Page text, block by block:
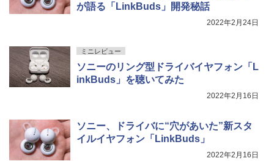
が語る「LinkBuds」開発秘話
2022年2月24日
ミニレビュー
ソニーのリング型ドライバイヤフォン「L
inkBuds」を聴いてみた
2022年2月16日
ソニー、ドライバに“穴があいた”新スタ
イルイヤフォン「LinkBuds」
2022年2月16日